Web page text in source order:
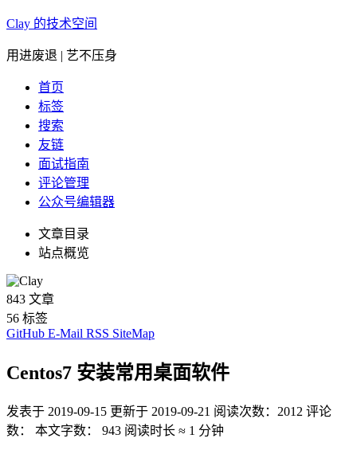
Clay 的技术空间
用进废退 | 艺不压身
首页
标签
搜索
友链
面试指南
评论管理
公众号编辑器
文章目录
站点概览
843 文章
56 标签
GitHub E-Mail RSS SiteMap
Centos7 安装常用桌面软件
发表于 2019-09-15 更新于 2019-09-21 阅读次数： 2012 评论
数：
本文字数： 943 阅读时长 ≈ 1 分钟